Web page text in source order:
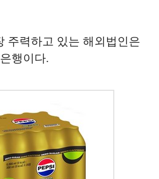
주력하고 있는 해외법인은
행이다.